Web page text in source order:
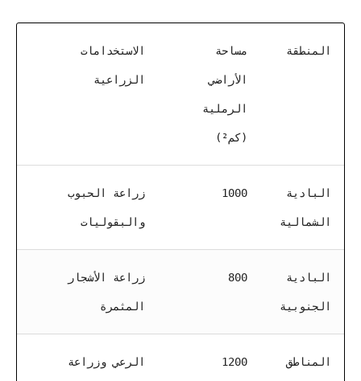
المنطقة مساحة
الأراضي
الرملية
(كم²)
الاستخدامات
الزراعية
البادية
الشمالية
1000 زراعة الحبوب
والبقوليات
البادية
الجنوبية
800 زراعة الأشجار
المثمرة
المناطق 1200 الرعي وزراعة